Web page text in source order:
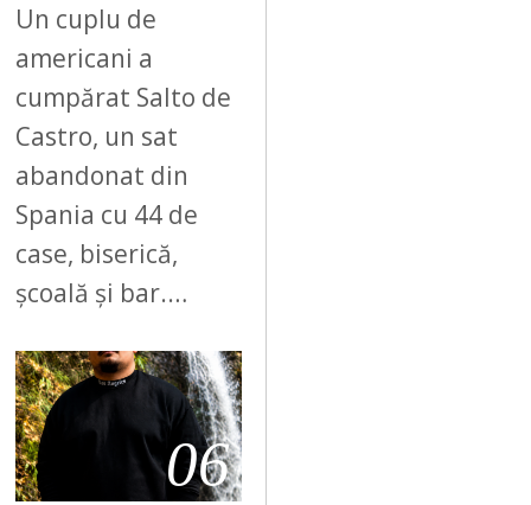
Un cuplu de
americani a
cumpărat Salto de
Castro, un sat
abandonat din
Spania cu 44 de
case, biserică,
școală și bar.…
06